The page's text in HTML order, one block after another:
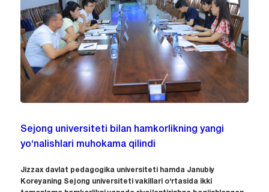
Sejong universiteti bilan hamkorlikning yangi
yo‘nalishlari muhokama qilindi
Jizzax davlat pedagogika universiteti hamda Janubiy
Koreyaning Sejong universiteti vakillari o‘rtasida ikki